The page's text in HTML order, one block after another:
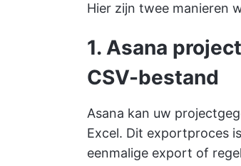
Hier zijn twee manieren
1. Asana
CSV-bestand
Asana kan uw
Excel. Dit exportproces
eenmalige export of